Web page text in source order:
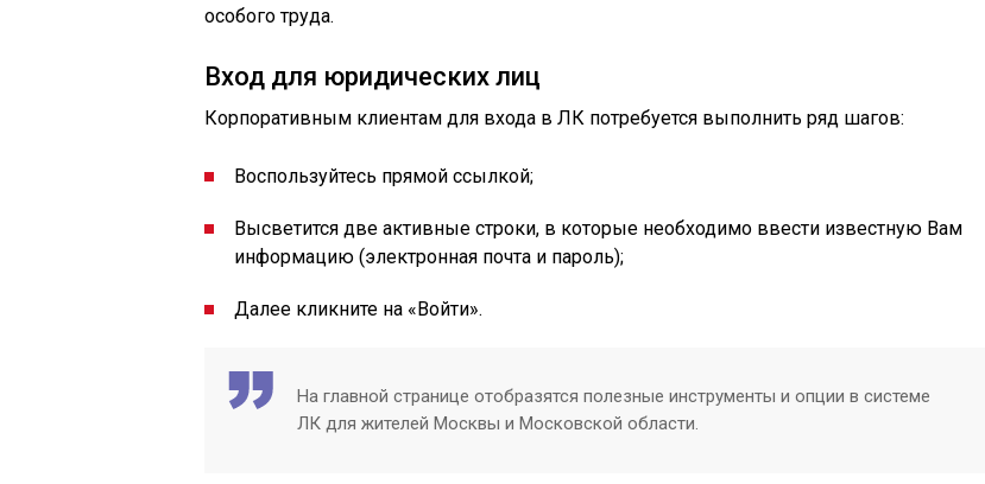
особого труда.
Вход для юридических лиц
Корпоративным клиентам для входа в ЛК потребуется выполнить ряд шагов:
Воспользуйтесь прямой ссылкой;
Высветится две активные строки, в которые необходимо ввести известную Вам
информацию (электронная почта и пароль);
Далее кликните на «Войти».
На главной странице отобразятся полезные инструменты и опции в системе
ЛК для жителей Москвы и Московской области.